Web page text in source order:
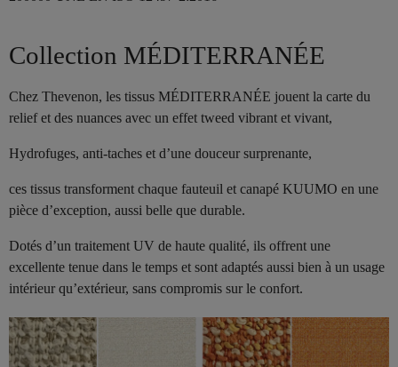
Collection MÉDITERRANÉE
Chez Thevenon, les tissus MÉDITERRANÉE jouent la carte du
relief et des nuances avec un effet tweed vibrant et vivant,
Hydrofuges, anti-taches et d’une douceur surprenante,
ces tissus transforment chaque fauteuil et canapé KUUMO en une
pièce d’exception, aussi belle que durable.
Dotés d’un traitement UV de haute qualité, ils offrent une
excellente tenue dans le temps et sont adaptés aussi bien à un usage
intérieur qu’extérieur, sans compromis sur le confort.